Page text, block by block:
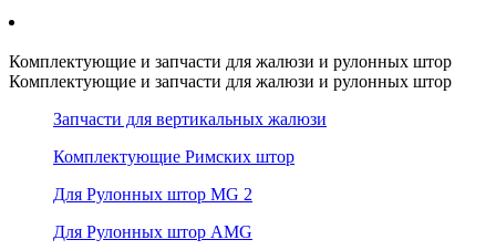
Комплектующие и запчасти для жалюзи и рулонных штор
Комплектующие и запчасти для жалюзи и рулонных штор
Запчасти для вертикальных жалюзи
Комплектующие Римских штор
Для Рулонных штор MG 2
Для Рулонных штор AMG